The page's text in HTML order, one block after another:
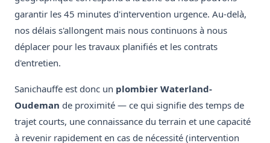
garantir les 45 minutes d'intervention urgence. Au-delà,
nos délais s'allongent mais nous continuons à nous
déplacer pour les travaux planifiés et les contrats
d'entretien.
Sanichauffe est donc un plombier Waterland-
Oudeman de proximité — ce qui signifie des temps de
trajet courts, une connaissance du terrain et une capacité
à revenir rapidement en cas de nécessité (intervention